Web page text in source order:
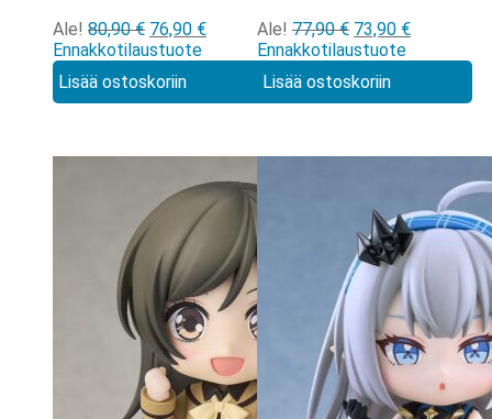
Ludenberg
Nendoroid
[3112]
Ale! 80,90€ Alkuperäinen
hinta
oli:
80,90 €.
76,90 €Nykyinen
76,90 €.
Ennakkotilaustuote
Lisää ostoskoriin
[2443]
Ale! 77,90€ Alkuperäinen
hinta
oli:
77,90 €.
73,90 €Nykyinen
Ennakkotilaustuote
Lisää ostoskoriin